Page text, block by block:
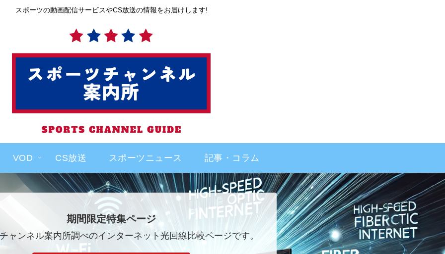
スポーツの動画配信サービスやCS放送の情報をお届けします!
VOD CS放送 スポーツニュース 記事・コラム
期間限定特集ページ
ャンネル案内所調べのインターネット光回線比較ページです。